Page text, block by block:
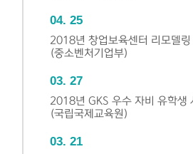
04 25
2018년 창업보육센터 리모델링
(중소벤처기업부)
03 27
2018년 GKS 우수 자비 유학생
(국립국제교육원)
03 21